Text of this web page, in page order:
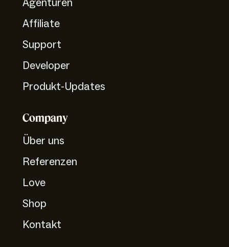
Agenturen
Affiliate
Support
Developer
Produkt-Updates
Company
Über uns
Referenzen
Love
Shop
Kontakt